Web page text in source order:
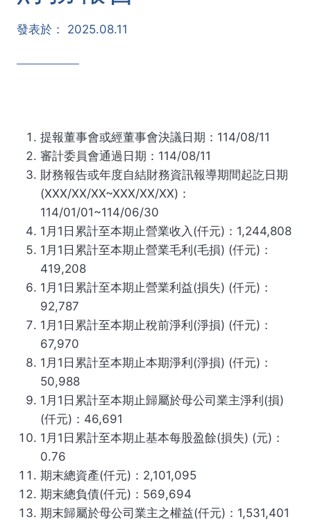
發表於： 2025.08.11
提報董事會或經董事會決議日期：114/08/11
審計委員會通過日期：114/08/11
財務報告或年度自結財務資訊報導期間起訖日期
(XXX/XX/XX~XXX/XX/XX)：
114/01/01~114/06/30
1月1日累計至本期止營業收入(仟元)：1,244,808
1月1日累計至本期止營業毛利(毛損) (仟元)：
419,208
1月1日累計至本期止營業利益(損失) (仟元)：
92,787
1月1日累計至本期止稅前淨利(淨損) (仟元)：
67,970
1月1日累計至本期止本期淨利(淨損) (仟元)：
50,988
1月1日累計至本期止歸屬於母公司業主淨利(損)
(仟元)：46,691
1月1日累計至本期止基本每股盈餘(損失) (元)：
0.76
期末總資產(仟元)：2,101,095
期末總負債(仟元)：569,694
期末歸屬於母公司業主之權益(仟元)：1,531,401